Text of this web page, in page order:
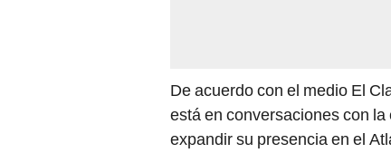
De acuerdo con el medio El
está en conversaciones con
expandir su presencia en el